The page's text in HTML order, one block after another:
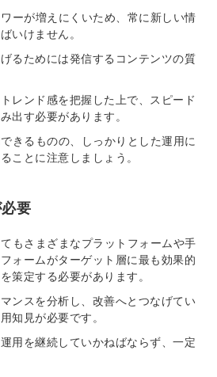
ーが増えにくいため、常に新しい情
いけません。
るためには発信するコンテンツの質
レンド感を把握した上で、スピード
出す必要があります。
きるものの、しっかりとした運用に
ことに注意しましょう。
要
もさまざまなプラットフォームや手
ォームがターゲット層に最も効果的
策定する必要があります。
ンスを分析し、改善へとつなげてい
知見が必要です。
用を継続していかねばならず、一定